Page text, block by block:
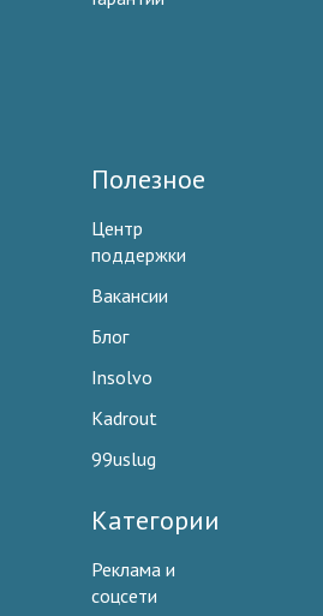
Полезное
Центр
поддержки
Вакансии
Блог
Insolvo
Kadrout
99uslug
Категории
Реклама и
соцсети